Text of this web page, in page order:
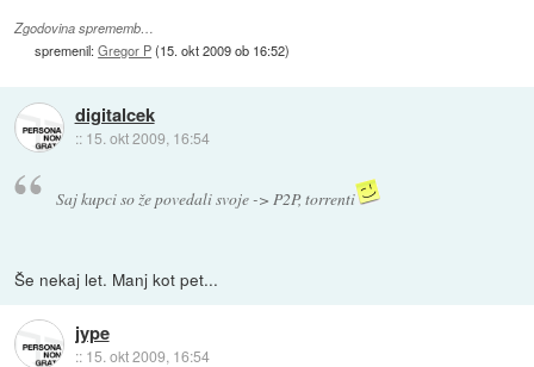
Zgodovina sprememb…
spremenil:Gregor P(15. okt 2009 ob 16:52)
digitalcek
:: 15. okt 2009, 16:54
Saj kupci so že povedali svoje -> P2P, torrenti
Še nekaj let. Manj kot pet...
jype
:: 15. okt 2009, 16:54